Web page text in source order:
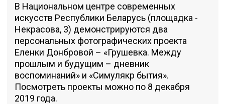
В Национальном центре современных
искусств Республики Беларусь (площадка -
Некрасова, 3) демонстрируются два
персональных фотографических проекта
Еленки Донбровой – «Грушевка. Между
прошлым и будущим – дневник
воспоминаний» и «Симулякр бытия».
Посмотреть проекты можно по 8 декабря
2019 года.